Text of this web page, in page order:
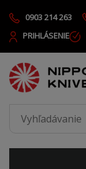
0903 214 263
PRIHLÁSENIE